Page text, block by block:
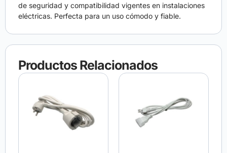
de seguridad y compatibilidad vigentes en instalaciones
eléctricas. Perfecta para un uso cómodo y fiable.
Productos Relacionados